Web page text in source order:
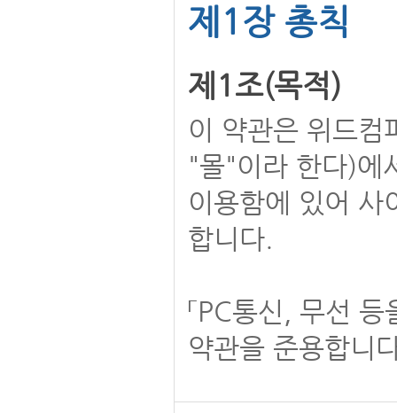
제1장 총칙
제1조(목적)
이 약관은 위드컴
"몰"이라 한다)에
이용함에 있어 사
합니다.
「PC통신, 무선
약관을 준용합니다